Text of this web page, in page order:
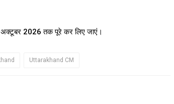
अक्टूबर 2026 तक पूरे कर लिए जाएं।
Uttarakhand CM